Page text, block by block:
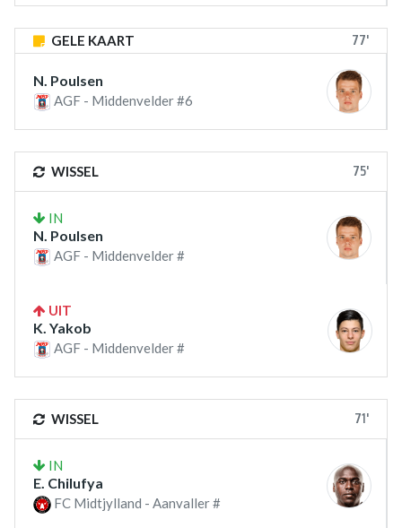
GELE KAART 77'
N. Poulsen
AGF - Middenvelder #6
WISSEL 75'
IN
N. Poulsen
AGF - Middenvelder #
UIT
K. Yakob
AGF - Middenvelder #
WISSEL 71'
IN
E. Chilufya
FC Midtjylland - Aanvaller #